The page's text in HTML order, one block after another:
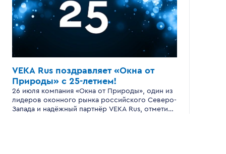
VEKA Rus поздравляет «Окна от
Природы» с 25-летием!
26 июля компания «Окна от Природы», один из
лидеров оконного рынка российского Северо-
Запада и надёжный партнёр VEKA Rus, отметила